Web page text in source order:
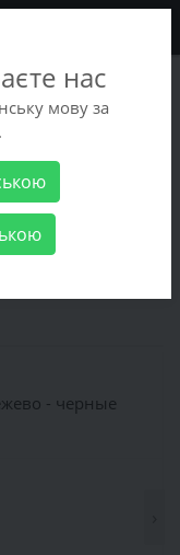
+38 (068) 486-90-09
+38 (093) 486-90-09
нас
мову за